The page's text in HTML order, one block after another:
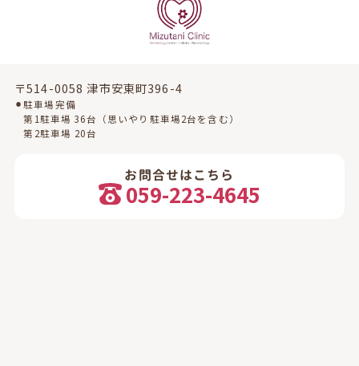
〒514-0058 津市安東町396-4
⚫︎駐車場完備
第1駐車場 36台（思いやり駐車場2台を含む）
第2駐車場 20台
お問合せはこちら
059-223-4645